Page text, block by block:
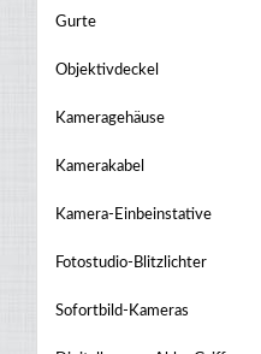
Gurte
Objektivdeckel
Kameragehäuse
Kamerakabel
Kamera-Einbeinstative
Fotostudio-Blitzlichter
Sofortbild-Kameras